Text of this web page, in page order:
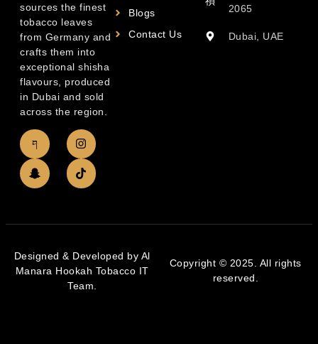
sources the finest
tobacco leaves
from Germany and
crafts them into
exceptional shisha
flavours, produced
in Dubai and sold
across the region.
Blogs
Contact Us
2065
Dubai, UAE
Designed & Developed by Al
Manara Hookah Tobacco IT
Team.
Copyright © 2025. All rights
reserved.